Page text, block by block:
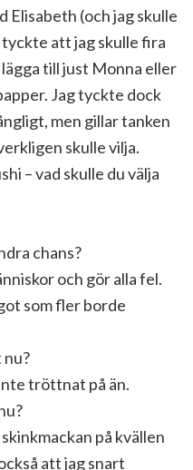
Elisabeth (och jag skulle
tyckte att jag skulle fira
till just Monna eller
Jag tyckte dock
men gillar tanken
skulle vilja.
– vad skulle du välja
chans?
och gör alla fel.
som fler borde
tröttnat på än.
på kvällen
att jag snart